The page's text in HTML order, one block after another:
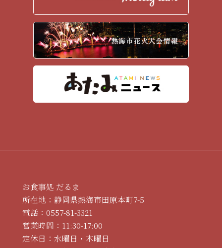
お食事処 だるま
所在地：静岡県熱海市田原本町7-5
電話： 0557-81-3321
営業時間：11:30-17:00
定休日：水曜日・木曜日